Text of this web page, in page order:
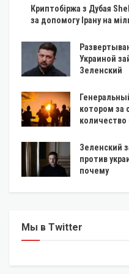
Криптобіржа з Дубая
за допомогу Ірану на
Украиной
Зеленский
котором за
количество
Зеленский
против
почему
Мы в Twitter